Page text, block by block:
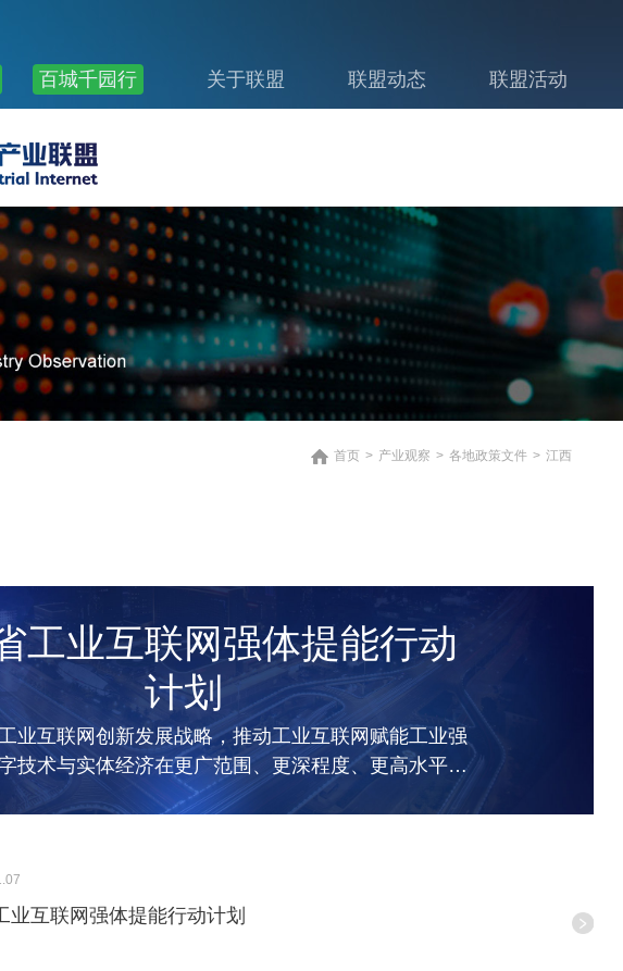
百城千园行 关于联盟 联盟动态 联盟活动
首页 > 产业观察 > 各地政策文件 > 江西
工业互联网强体提能行动
计划
业互联网创新发展战略，推动工业互联网赋能工业强
技术与实体经济在更广范围、更深程度、更高水平上
融合发展，江西省工业强省建设工作领导小组...
业互联网强体提能行动计划